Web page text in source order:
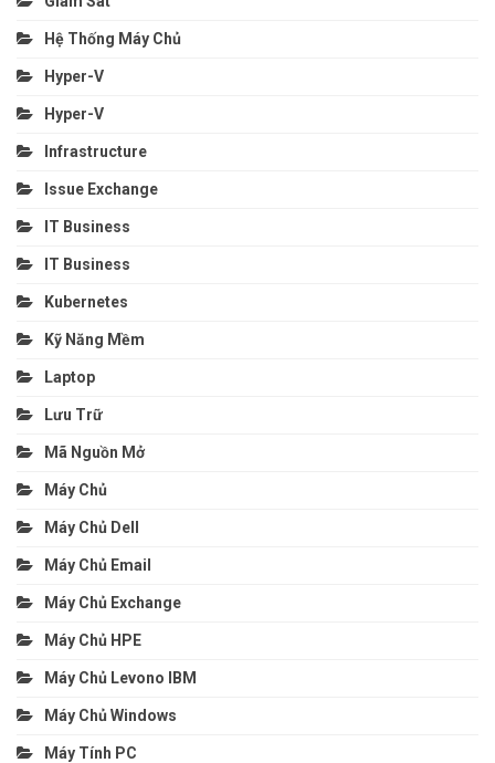
Hệ Thống Máy Chủ
Hyper-V
Hyper-V
Infrastructure
Issue Exchange
IT Business
IT Business
Kubernetes
Kỹ Năng Mềm
Laptop
Lưu Trữ
Mã Nguồn Mở
Máy Chủ
Máy Chủ Dell
Máy Chủ Email
Máy Chủ Exchange
Máy Chủ HPE
Máy Chủ Levono IBM
Máy Chủ Windows
Máy Tính PC